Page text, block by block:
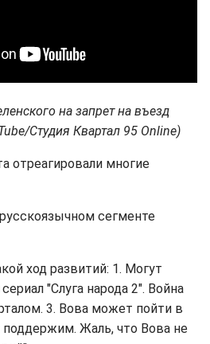
на запрет на въезд
Студия Квартал 95 Online)
отреагировали многие
сегменте
ход развитий: 1. Могут
"Слуга народа 2". Война
3. Вова может пойти в
Жаль, что Вова не